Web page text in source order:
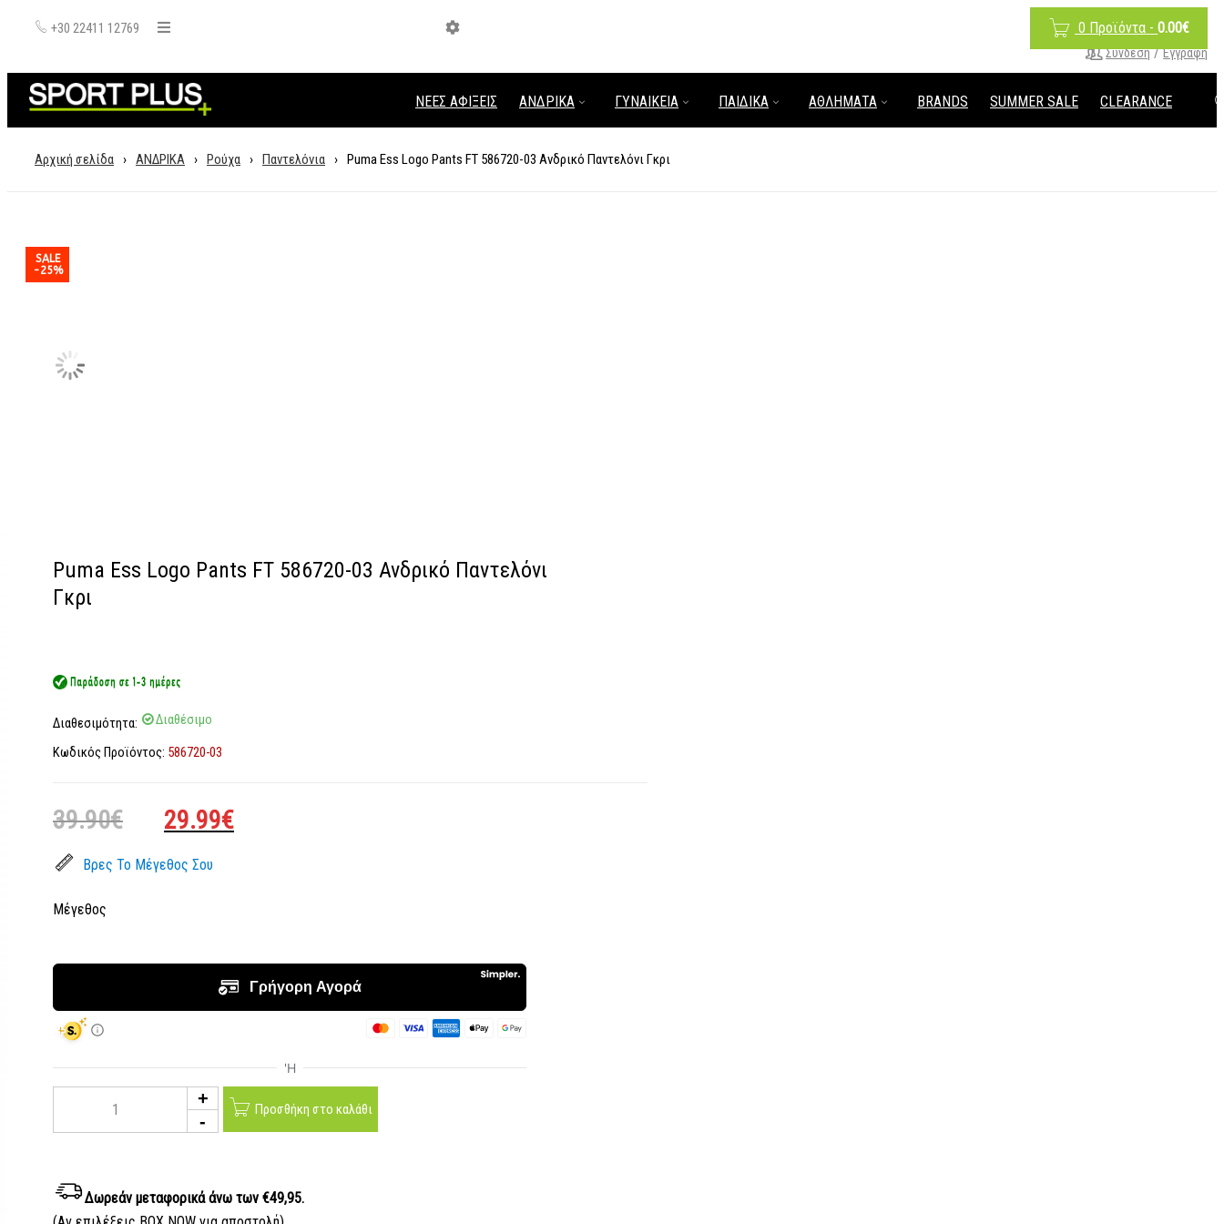
+30 22411 12769 0 Προϊόντα - 0.00€
Σύνδεση/Εγγραφή
ΝΈΕΣ ΑΦΊΞΕΙΣ ΑΝΔΡΙΚΑ ΓΥΝΑΙΚΕΙΑ ΠΑΙΔΙΚΑ ΑΘΛΗΜΑΤΑ BRANDS SUMMER SALE CLEARANCE
Αρχική σελίδα › ΑΝΔΡΙΚΑ › Ρούχα › Παντελόνια › Puma Ess Logo Pants FT 586720-03 Ανδρικό Παντελόνι Γκρι
SALE
-25%
Puma Ess Logo Pants FT 586720-03 Ανδρικό Παντελόνι
Γκρι
Διαθεσιμότητα:
Διαθέσιμο
Κωδικός Προϊόντος: 586720-03
39.90€
Original
price
was:
29.99€Η
τρέχουσα
Βρες Το Μέγεθος Σου
Μέγεθος
Προσθήκη στο καλάθι
Δωρεάν μεταφορικάάνω των €49,95.